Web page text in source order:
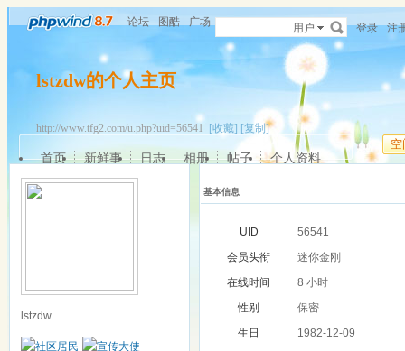
论坛 图酷 广场 用户 登录 注
lstzdw的个人主页
http://www.tfg2.com/u.php?uid=56541 [收藏] [复制]
空
首页 新鲜事 日志 相册 帖子 个人资料
lstzdw
基本信息
UID
56541
会员头衔
迷你金刚
在线时间
8 小时
性别
保密
生日
1982-12-09